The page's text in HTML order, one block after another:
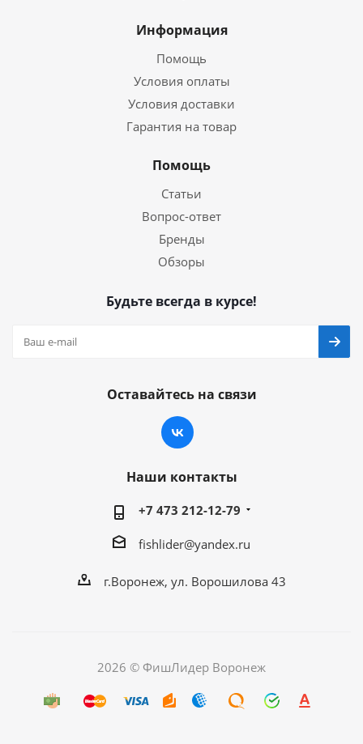
Информация
Помощь
Условия оплаты
Условия доставки
Гарантия на товар
Помощь
Статьи
Вопрос-ответ
Бренды
Обзоры
Будьте всегда в курсе!
Оставайтесь на связи
Наши контакты
+7 473 212-12-79
fishlider@yandex.ru
г.Воронеж, ул. Ворошилова 43
2026 © ФишЛидер Воронеж